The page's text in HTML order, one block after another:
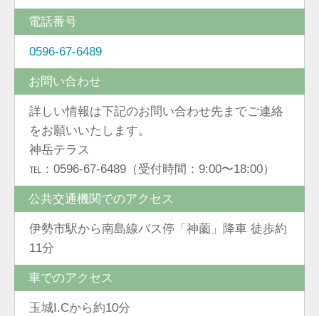
電話番号
0596-67-6489
お問い合わせ
詳しい情報は下記のお問い合わせ先までご連絡
をお願いいたします。
神岳テラス
℡：0596-67-6489（受付時間：9:00〜18:00）
公共交通機関でのアクセス
伊勢市駅から南島線バス停「神薗」降車 徒歩約
11分
車でのアクセス
玉城I.Cから約10分